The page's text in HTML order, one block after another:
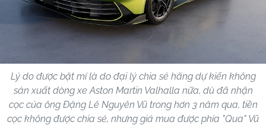
Lý do được bật mí là do đại lý chia sẻ hãng dự kiến không
sản xuất dòng xe Aston Martin Valhalla nữa, dù đã nhận
cọc của ông Đặng Lê Nguyên Vũ trong hơn 3 năm qua, tiền
cọc không được chia sẻ, nhưng giá mua được phía "Qua" Vũ